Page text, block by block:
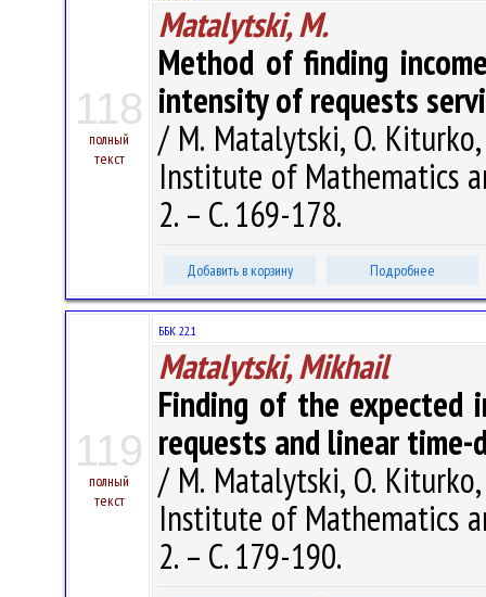
118
полный
текст
Matalytski, M.
Method of finding
intensity of requests
/ M. Matalytski, O.
Institute of Mathematics
2. – С. 169-178.
Добавить в корзину Подробнее
119
полный
текст
ББК 22.1
Matalytski, Mikhail
Finding of the expected
requests and linear
/ M. Matalytski, O.
Institute of Mathematics
2. – С. 179-190.